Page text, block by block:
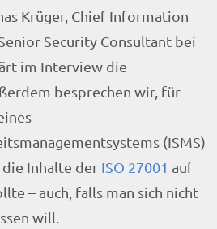
Krüger, Chief Information
Security Consultant bei
im Interview die
besprechen wir, für
(ISMS)
Inhalte der ISO 27001 auf
– auch, falls man sich nicht
will.